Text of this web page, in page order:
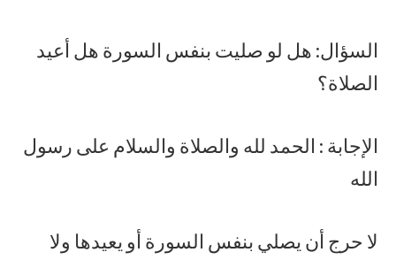
السؤال: هل لو صليت بنفس السورة هل أعيد
الصلاة؟
الإجابة : الحمد لله والصلاة والسلام على رسول
الله
لا حرج أن يصلي بنفس السورة أو يعيدها ولا